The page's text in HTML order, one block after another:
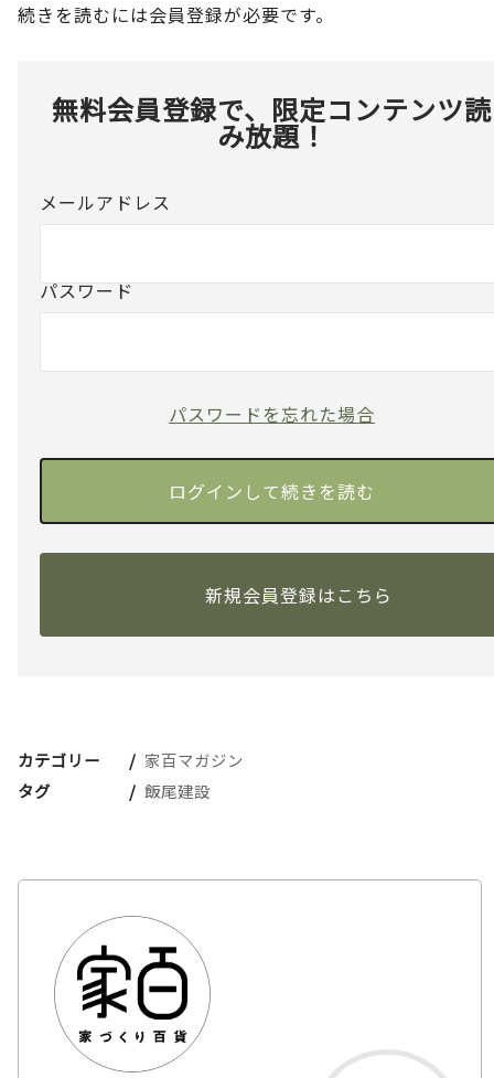
続きを読むには会員登録が必要です。
無料会員登録で、限定コンテンツ読
み放題！
メールアドレス
パスワード
パスワードを忘れた場合
新規会員登録はこちら
カテゴリー
家百マガジン
タグ
飯尾建設